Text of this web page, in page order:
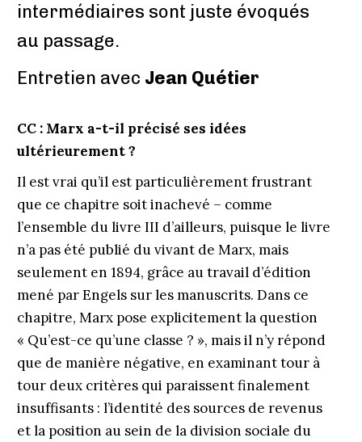
intermédiaires sont juste évoqués
au passage.
Entretien avec Jean Quétier
CC : Marx a-t-il précisé ses idées
ultérieurement ?
Il est vrai qu’il est particulièrement frustrant
que ce chapitre soit inachevé – comme
l’ensemble du livre III d’ailleurs, puisque le livre
n’a pas été publié du vivant de Marx, mais
seulement en 1894, grâce au travail d’édition
mené par Engels sur les manuscrits. Dans ce
chapitre, Marx pose explicitement la question
« Qu’est-ce qu’une classe ? », mais il n’y répond
que de manière négative, en examinant tour à
tour deux critères qui paraissent finalement
insuffisants : l’identité des sources de revenus
et la position au sein de la division sociale du